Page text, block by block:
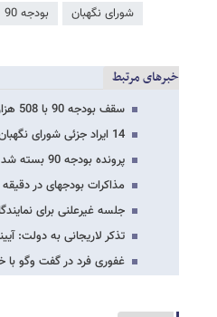
شورای نگهبان بودجه 90
خبرهای مرتبط
سقف بودجه 90 با 508 هزار میلیارد تومان بسته شد
14 ایراد جزئی شورای نگهبان به لایحه بودجه 90
پرونده بودجه 90 بسته شد / تشکر رئیس مجلس از همت عوامل بررسی بودجه 90
مذاکرات بودجه​ای در
جلسه غیرعلنی برای نمایندگان جهت حمایت از
تذکر لاریجانی به دولت: آیین​نامه​های اجرایی
غفوری فرد در گفت وگو با